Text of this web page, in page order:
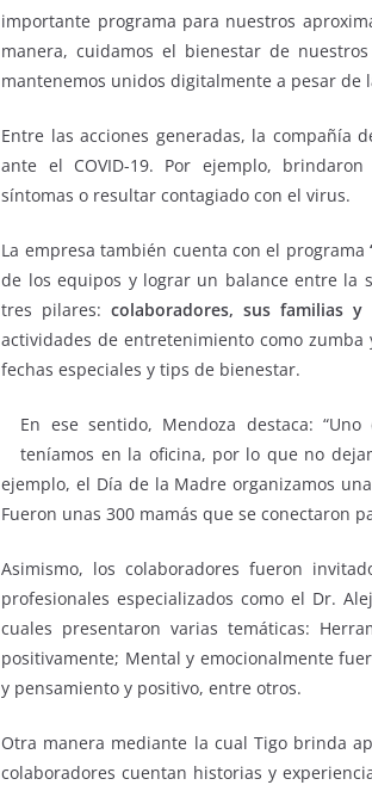
importante programa para nuestros
manera, cuidamos el bienestar de
mantenemos unidos digitalmente a pesar de
Entre las acciones generadas, la compañía
ante el COVID-19. Por ejemplo,
síntomas o resultar contagiado con el virus.
La empresa también cuenta con el programa
de los equipos y lograr un balance entre la
tres pilares:colaboradores, sus familias y
actividades de entretenimiento como
fechas especiales y tips de bienestar.
En ese sentido, Mendoza destaca:
teníamos en la oficina, por lo que no
ejemplo, el Día de la Madre organizamos
Fueron unas 300 mamás que se conectaron
Asimismo, los colaboradores fueron
profesionales especializados como el Dr.
cuales presentaron varias temáticas:
positivamente; Mental y emocionalmente
y pensamiento y positivo, entre otros.
Otra manera mediante la cual Tigo brinda
colaboradores cuentan historias y